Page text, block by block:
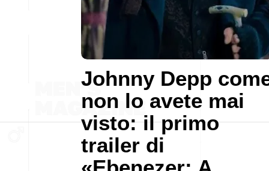
Johnny Depp
non lo avete mai
visto: il primo
trailer di